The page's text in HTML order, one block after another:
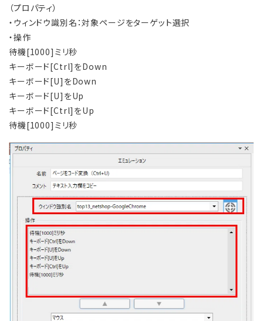
（プロパティ）
・ウィンドウ識別名：対象ページをターゲット選択
・操作
待機[1000]ミリ秒
キーボード[Ctrl]をDown
キーボード[U]をDown
キーボード[U]をUp
キーボード[Ctrl]をUp
待機[1000]ミリ秒